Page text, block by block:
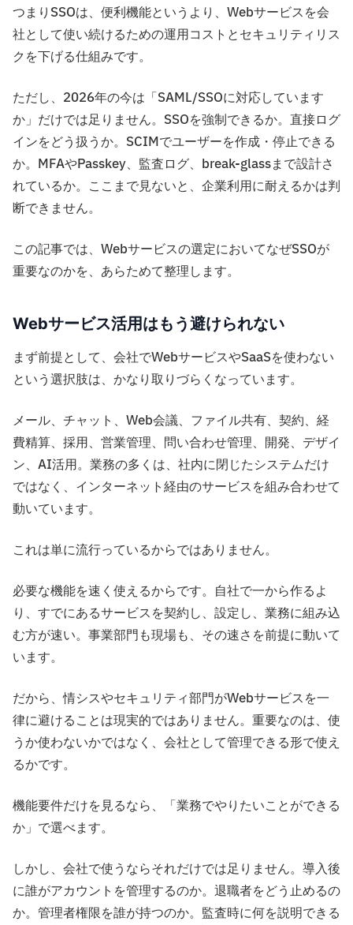
つまりSSOは、便利機能というより、Webサービスを会
社として使い続けるための運用コストとセキュリティリス
クを下げる仕組みです。
ただし、2026年の今は「SAML/SSOに対応しています
か」だけでは足りません。SSOを強制できるか。直接ログ
インをどう扱うか。SCIMでユーザーを作成・停止できる
か。MFAやPasskey、監査ログ、break-glassまで設計さ
れているか。ここまで見ないと、企業利用に耐えるかは判
断できません。
この記事では、Webサービスの選定においてなぜSSOが
重要なのかを、あらためて整理します。
Webサービス活用はもう避けられない
まず前提として、会社でWebサービスやSaaSを使わない
という選択肢は、かなり取りづらくなっています。
メール、チャット、Web会議、ファイル共有、契約、経
費精算、採用、営業管理、問い合わせ管理、開発、デザイ
ン、AI活用。業務の多くは、社内に閉じたシステムだけ
ではなく、インターネット経由のサービスを組み合わせて
動いています。
これは単に流行っているからではありません。
必要な機能を速く使えるからです。自社で一から作るよ
り、すでにあるサービスを契約し、設定し、業務に組み込
む方が速い。事業部門も現場も、その速さを前提に動いて
います。
だから、情シスやセキュリティ部門がWebサービスを一
律に避けることは現実的ではありません。重要なのは、使
うか使わないかではなく、会社として管理できる形で使え
るかです。
機能要件だけを見るなら、「業務でやりたいことができる
か」で選べます。
しかし、会社で使うならそれだけでは足りません。導入後
に誰がアカウントを管理するのか。退職者をどう止めるの
か。管理者権限を誰が持つのか。監査時に何を説明できる